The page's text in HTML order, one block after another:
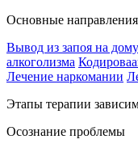
Основные
Вывод из запоя на дому
алкоголизма
Лечение наркомании
Этапы терапии
Осознание проблемы